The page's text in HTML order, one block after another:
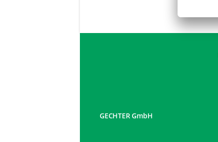
GECHTER GmbH